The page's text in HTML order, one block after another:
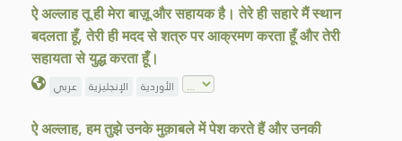
ऐ अल्लाह तू ही मेरा बाज़ू और सहायक है। तेरे ही सहारे मैं स्थान
बदलता हूँ, तेरी ही मदद से शत्रु पर आक्रमण करता हूँ और तेरी
सहायता से युद्ध करता हूँ।
عربي الإنجليزية الأوردية
ऐ अल्लाह, हम तुझे उनके मुक़ाबले में पेश करते हैं और उनकी